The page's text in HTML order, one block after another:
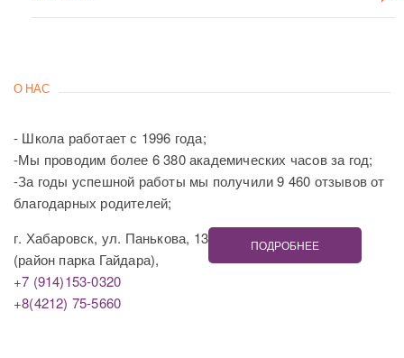
О НАС
- Школа работает с 1996 года;
-Мы проводим более 6 380 академических часов за год;
-За годы успешной работы мы получили 9 460 отзывов от
благодарных родителей;
г. Хабаровск, ул. Панькова, 13
(район парка Гайдара),
+7 (914)153-0320
+8(4212) 75-5660
ПОДРОБНЕЕ